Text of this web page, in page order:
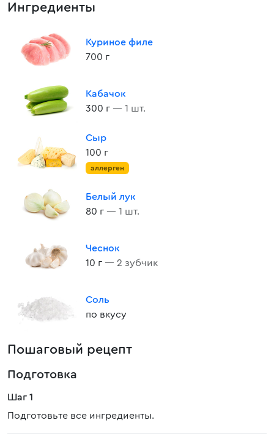
Ингредиенты
Куриное филе
700 г
Кабачок
300 г — 1 шт.
Сыр
100 г
аллерген
Белый лук
80 г — 1 шт.
Чеснок
10 г — 2 зубчик
Соль
по вкусу
Пошаговый рецепт
Подготовка
Шаг 1
Подготовьте все ингредиенты.